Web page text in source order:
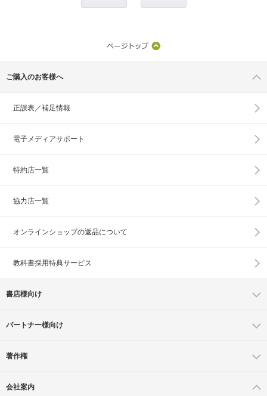
ご購入のお客様へ
正誤表／補足情報
電子メディアサポート
特約店一覧
協力店一覧
オンラインショップの返品について
教科書採用特典サービス
書店様向け
パートナー様向け
著作権
会社案内